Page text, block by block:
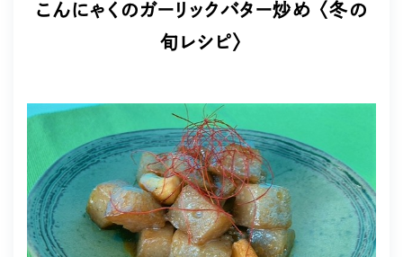
こんにゃくのガーリックバター炒め 〈冬の
旬レシピ〉